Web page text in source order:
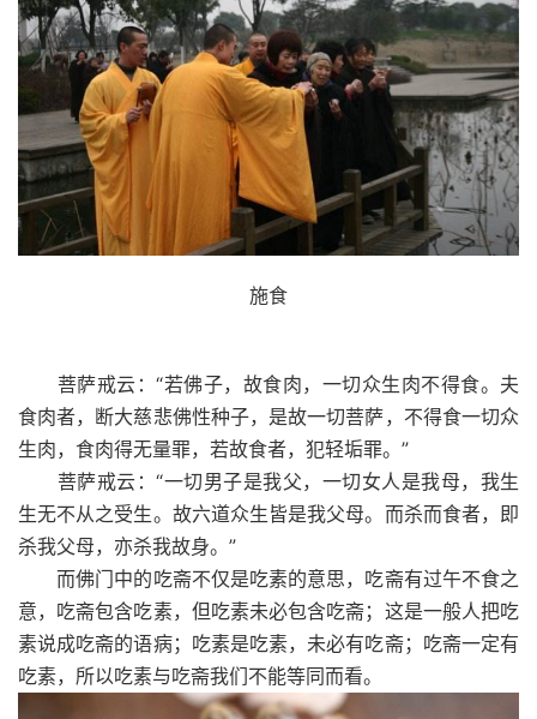
施食
菩萨戒云：“若佛子，故食肉，一切众生肉不得食。夫
食肉者，断大慈悲佛性种子，是故一切菩萨，不得食一切众
生肉，食肉得无量罪，若故食者，犯轻垢罪。”
菩萨戒云：“一切男子是我父，一切女人是我母，我生
生无不从之受生。故六道众生皆是我父母。而杀而食者，即
杀我父母，亦杀我故身。”
而佛门中的吃斋不仅是吃素的意思，吃斋有过午不食之
意，吃斋包含吃素，但吃素未必包含吃斋；这是一般人把吃
素说成吃斋的语病；吃素是吃素，未必有吃斋；吃斋一定有
吃素，所以吃素与吃斋我们不能等同而看。